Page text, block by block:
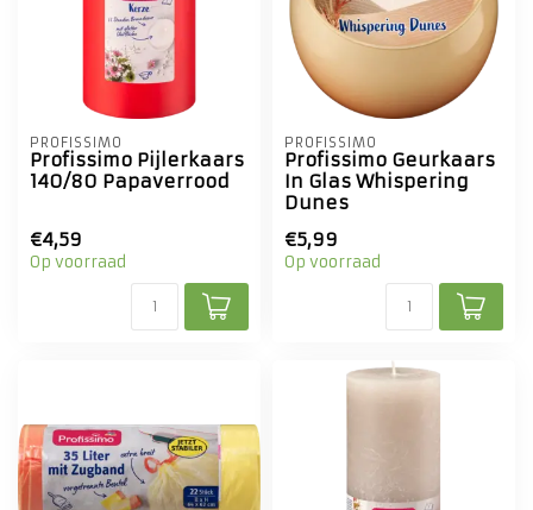
PROFISSIMO
Profissimo Pijlerkaars
140/80 Papaverrood
€4,59
Op voorraad
PROFISSIMO
Profissimo Geurkaars
In Glas Whispering
Dunes
€5,99
Op voorraad